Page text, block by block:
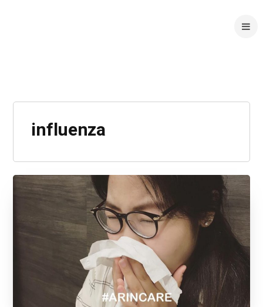
influenza